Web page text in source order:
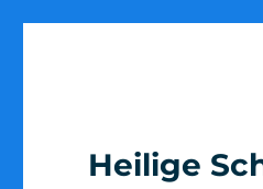
Heilige